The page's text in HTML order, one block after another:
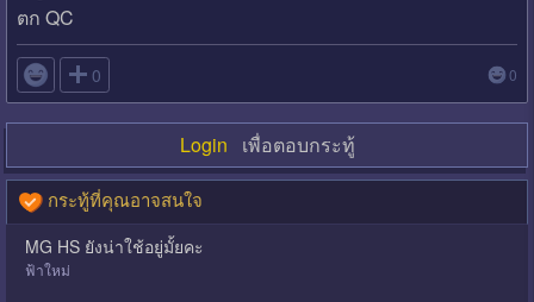
ตก QC
 0 0
Login เพื่อตอบกระทู้
กระทู้ที่คุณอาจสนใจ
MG HS ยังน่าใช้อยู่มั้ยคะ
ฟ้าใหม่